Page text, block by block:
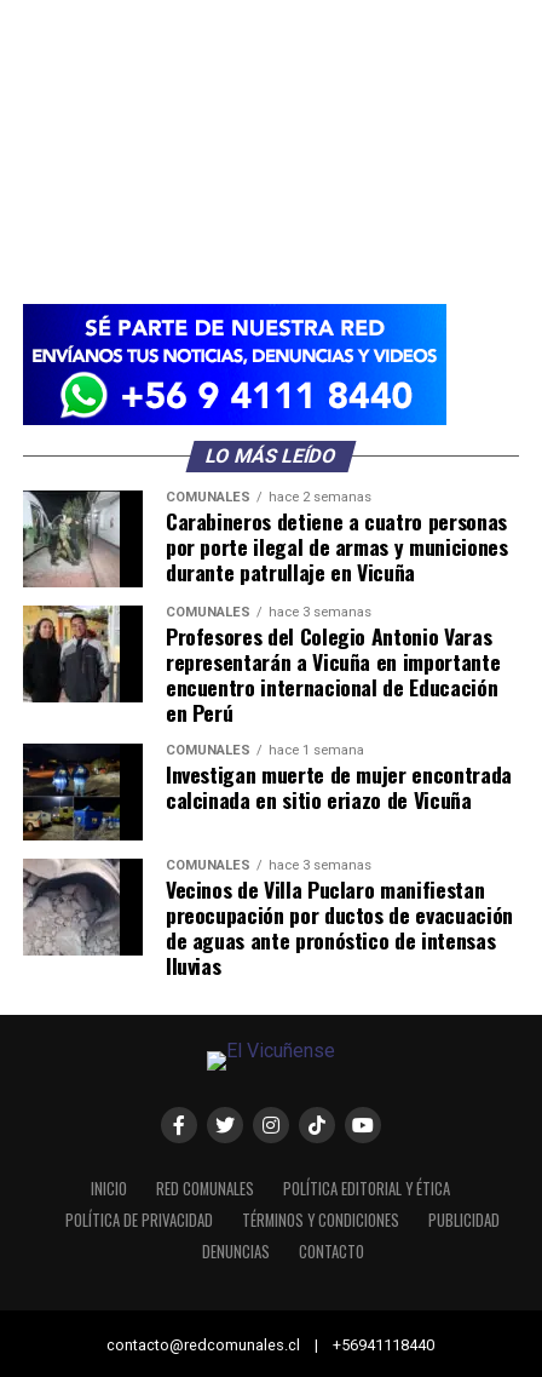
LO MÁS LEÍDO
COMUNALES hace 2 semanas
Carabineros detiene a cuatro personas
por porte ilegal de armas y municiones
durante patrullaje en Vicuña
COMUNALES hace 3 semanas
Profesores del Colegio Antonio Varas
representarán a Vicuña en importante
encuentro internacional de Educación
en Perú
COMUNALES hace 1 semana
Investigan muerte de mujer encontrada
calcinada en sitio eriazo de Vicuña
COMUNALES hace 3 semanas
Vecinos de Villa Puclaro manifiestan
preocupación por ductos de evacuación
de aguas ante pronóstico de intensas
lluvias
INICIO RED COMUNALES
POLÍTICA EDITORIAL Y ÉTICA
POLÍTICA DE PRIVACIDAD
TÉRMINOS Y CONDICIONES
PUBLICIDAD
DENUNCIAS
CONTACTO
contacto@redcomunales.cl | +56941118440